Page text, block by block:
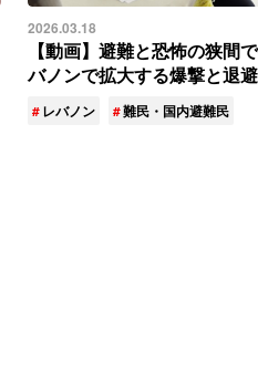
2026.03.18
【動画】避難と恐怖の狭間
バノンで拡大する爆撃と退
レバノン 難民・国内避難民